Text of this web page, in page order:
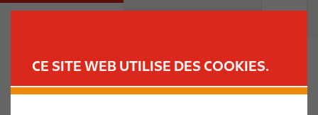
CE SITE WEB UTILISE DES COOKIES.
M
a
TROUVER UNE STATION